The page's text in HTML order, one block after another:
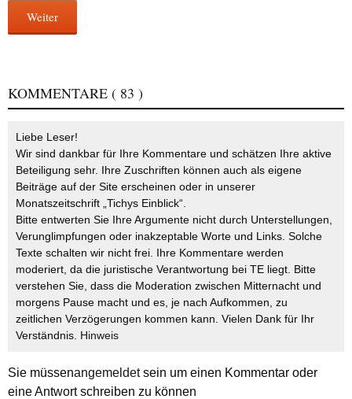
Weiter
KOMMENTARE ( 83 )
Liebe Leser!
Wir sind dankbar für Ihre Kommentare und schätzen Ihre aktive
Beteiligung sehr. Ihre Zuschriften können auch als eigene
Beiträge auf der Site erscheinen oder in unserer
Monatszeitschrift „Tichys Einblick“.
Bitte entwerten Sie Ihre Argumente nicht durch Unterstellungen,
Verunglimpfungen oder inakzeptable Worte und Links. Solche
Texte schalten wir nicht frei. Ihre Kommentare werden
moderiert, da die juristische Verantwortung bei TE liegt. Bitte
verstehen Sie, dass die Moderation zwischen Mitternacht und
morgens Pause macht und es, je nach Aufkommen, zu
zeitlichen Verzögerungen kommen kann. Vielen Dank für Ihr
Verständnis. Hinweis
Sie müssenangemeldetsein um einen Kommentar oder
eine Antwort schreiben zu können